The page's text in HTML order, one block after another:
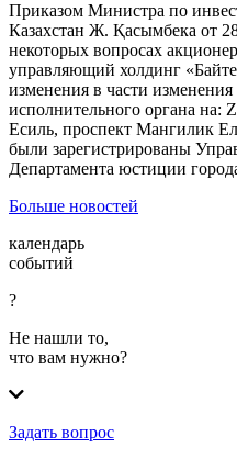
Приказом Министра по
Казахстан Ж. Қасымбека от
некоторых вопросах
управляющий холдинг
изменения в части
исполнительного органа на:
Есиль, проспект Мангилик
были зарегистрированы
Департамента юстиции
Больше новостей
календарь
событий
?
Не нашли то,
что вам нужно?
Задать вопрос